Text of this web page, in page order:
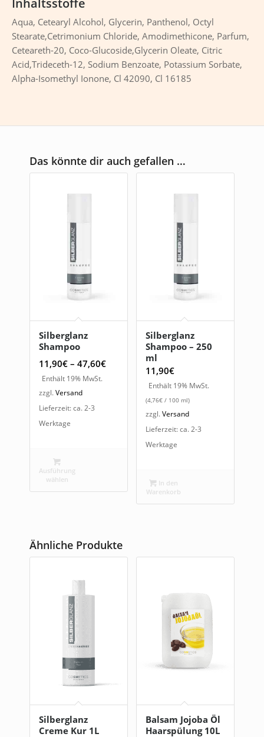
Aqua, Cetearyl Alcohol, Glycerin, Panthenol, Octyl
Stearate,Cetrimonium Chloride, Amodimethicone, Parfum,
Ceteareth-20, Coco-Glucoside,Glycerin Oleate, Citric
Acid,Trideceth-12, Sodium Benzoate, Potassium Sorbate,
Alpha-Isomethyl Ionone, Cl 42090, Cl 16185
Das könnte dir auch gefallen …
Silberglanz
Shampoo
11,90€ – 47,60€Preisspanne:
Enthält 19% MwSt.
zzgl.Versand
Lieferzeit: ca. 2-3
Werktage
Ausführung
wählen
Silberglanz
Shampoo – 250
ml
11,90€
Enthält 19% MwSt.
(4,76€/ 100 ml)
zzgl.Versand
Lieferzeit: ca. 2-3
Werktage
In den
Warenkorb
Ähnliche Produkte
Silberglanz
Creme Kur 1L
Balsam Jojoba Öl
Haarspülung 10L